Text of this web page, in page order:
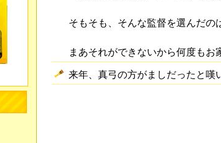
そもそも、そんな監督を選んだの
まあそれができないから何度もお
来年、真弓の方がましだったと嘆